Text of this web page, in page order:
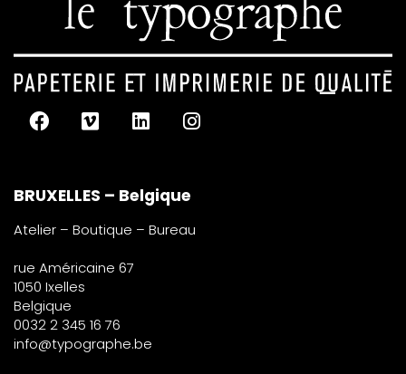
BRUXELLES – Belgique
Atelier – Boutique – Bureau
rue Américaine 67
1050 Ixelles
Belgique
0032 2 345 16 76
info@typographe.be